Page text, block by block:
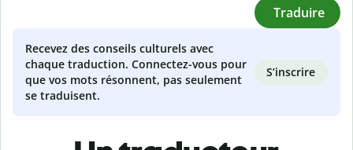
Traduire
Recevez des conseils culturels avec
chaque traduction. Connectez-vous pour
que vos mots résonnent, pas seulement
se traduisent.
S’inscrire